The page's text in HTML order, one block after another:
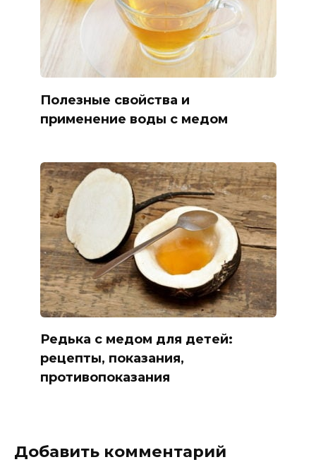
Полезные свойства и
применение воды с медом
Редька с медом для детей:
рецепты, показания,
противопоказания
Добавить комментарий